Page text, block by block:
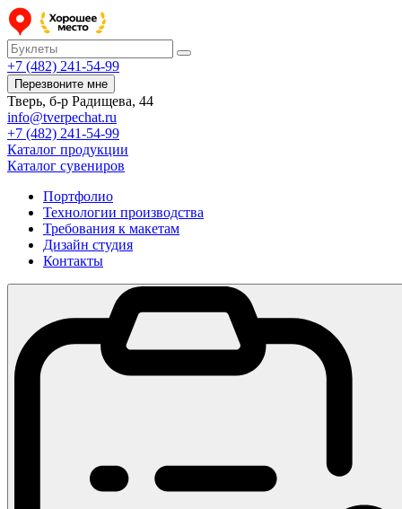
+7 (482) 241-54-99
Перезвоните мне
Тверь, б-р Радищева, 44
info@tverpechat.ru
+7 (482) 241-54-99
Каталог продукции
Каталог сувениров
Портфолио
Технологии производства
Требования к макетам
Дизайн студия
Контакты